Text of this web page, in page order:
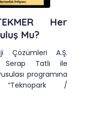
Her
Mu?
Çözümleri A.Ş.
Serap Tatlı ile
programına
“Teknopark /